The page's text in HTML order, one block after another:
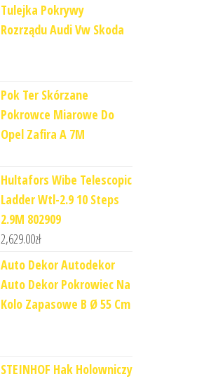
Tulejka Pokrywy
Rozrządu Audi Vw Skoda
Pok Ter Skórzane
Pokrowce Miarowe Do
Opel Zafira A 7M
Hultafors Wibe Telescopic
Ladder Wtl-2.9 10 Steps
2.9M 802909
2,629.00zł
Auto Dekor Autodekor
Auto Dekor Pokrowiec Na
Kolo Zapasowe B Ø 55 Cm
STEINHOF Hak Holowniczy